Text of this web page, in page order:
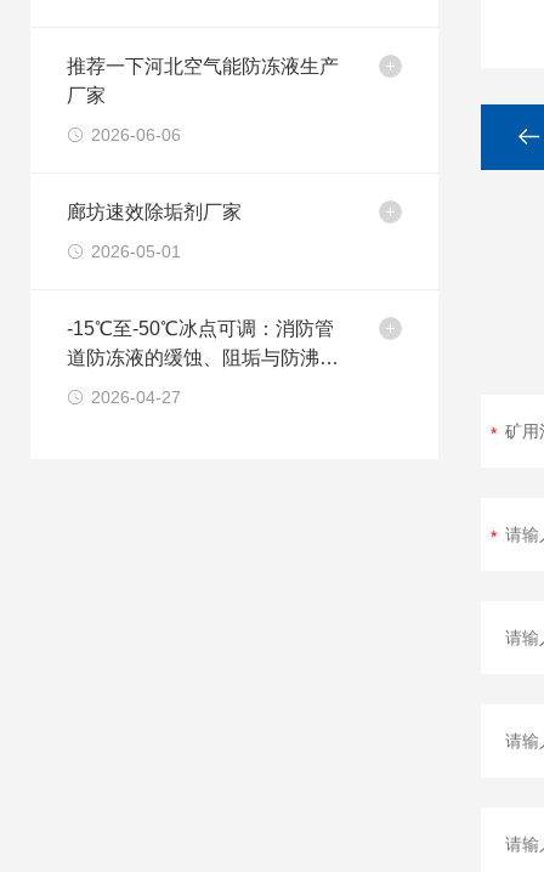
推荐一下河北空气能防冻液生产
厂家
2026-06-06
廊坊速效除垢剂厂家
2026-05-01
-15℃至-50℃冰点可调：消防管
道防冻液的缓蚀、阻垢与防沸复
配技术解析
2026-04-27